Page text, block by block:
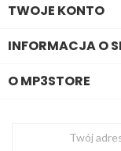
TWOJE KONTO
INFORMACJA O
O MP3STORE